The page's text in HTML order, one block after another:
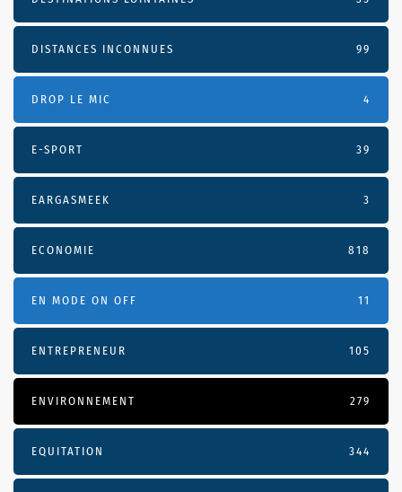
DISTANCES INCONNUES 99
DROP LE MIC 4
E-SPORT 39
EARGASMEEK 3
ECONOMIE 818
EN MODE ON OFF 11
ENTREPRENEUR 105
ENVIRONNEMENT 279
EQUITATION 344